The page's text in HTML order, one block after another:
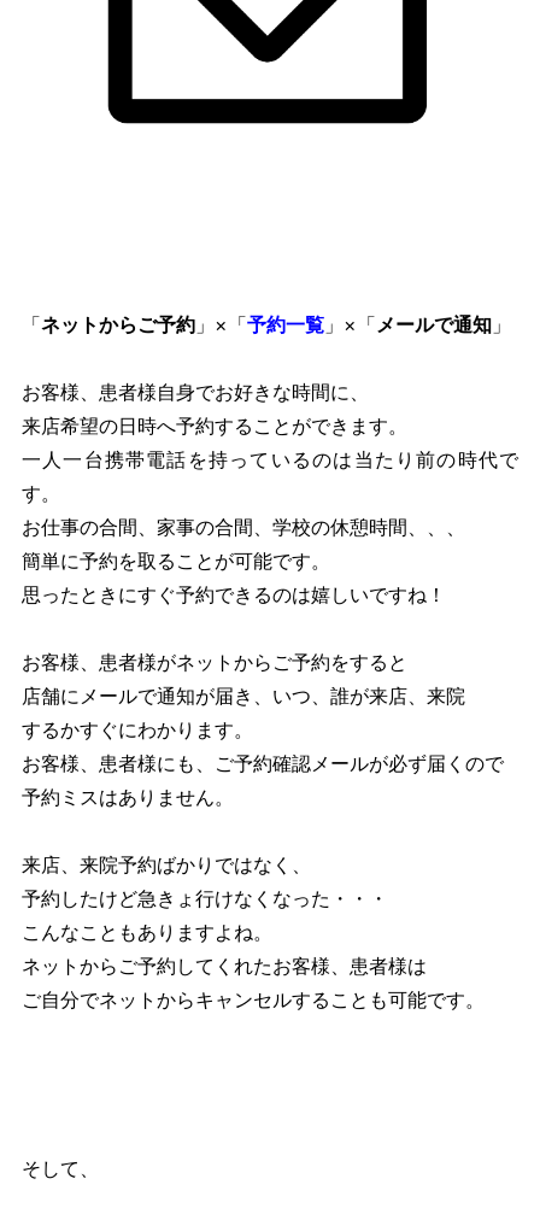
「ネットからご予約」×「予約一覧」×「メールで通知」
お客様、患者様自身でお好きな時間に、
来店希望の日時へ予約することができます。
一人一台携帯電話を持っているのは当たり前の時代で
す。
お仕事の合間、家事の合間、学校の休憩時間、、、
簡単に予約を取ることが可能です。
思ったときにすぐ予約できるのは嬉しいですね！
お客様、患者様がネットからご予約をすると
店舗にメールで通知が届き、いつ、誰が来店、来院
するかすぐにわかります。
お客様、患者様にも、ご予約確認メールが必ず届くので
予約ミスはありません。
来店、来院予約ばかりではなく、
予約したけど急きょ行けなくなった・・・
こんなこともありますよね。
ネットからご予約してくれたお客様、患者様は
ご自分でネットからキャンセルすることも可能です。
そして、